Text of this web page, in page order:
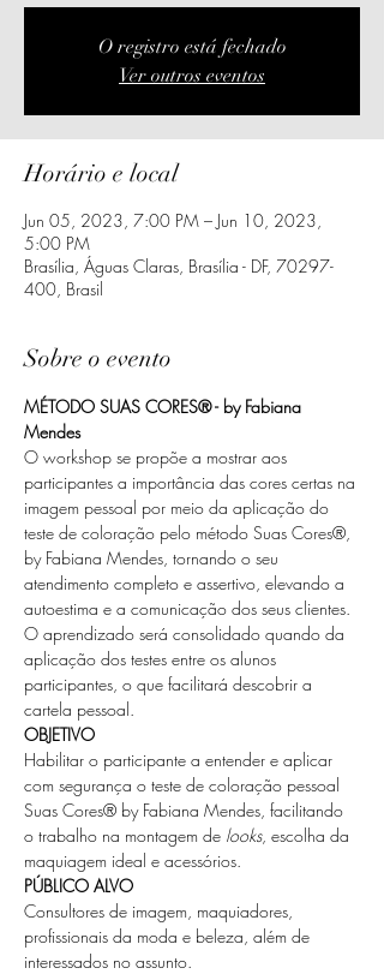
O registro está fechado
Ver outros eventos
Horário e local
Jun 05, 2023, 7:00 PM – Jun 10, 2023,
5:00 PM
Brasília, Águas Claras, Brasília - DF, 70297-
400, Brasil
Sobre o evento
MÉTODO SUAS CORES® - by Fabiana
Mendes
O workshop se propõe a mostrar aos
participantes a importância das cores certas na
imagem pessoal por meio da aplicação do
teste de coloração pelo método Suas Cores®,
by Fabiana Mendes, tornando o seu
atendimento completo e assertivo, elevando a
autoestima e a comunicação dos seus clientes.
O aprendizado será consolidado quando da
aplicação dos testes entre os alunos
participantes, o que facilitará descobrir a
cartela pessoal.
OBJETIVO
Habilitar o participante a entender e aplicar
com segurança o teste de coloração pessoal
Suas Cores® by Fabiana Mendes, facilitando
o trabalho na montagem de looks, escolha da
maquiagem ideal e acessórios.
PÚBLICO ALVO
Consultores de imagem, maquiadores,
profissionais da moda e beleza, além de
interessados no assunto.